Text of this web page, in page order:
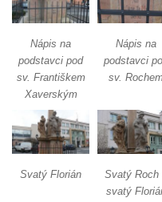
Sloup svatého Jana
Rokycanech
Sloup Panny Marie v
Sloup se sochou Piety v
Torzo sloupu
nad Ohří
Sloup Panny Marie v
Nápis na
podstavci pod
sv. Františkem
Xaverským
Nápis na
podstavci
sv.
Svatý Florián
Svatý Roch
svatý